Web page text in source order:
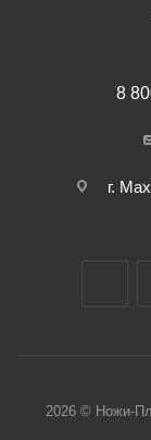
8
г.
2026 © Ножи-